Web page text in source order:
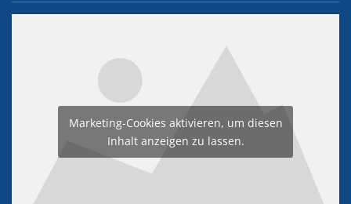
Marketing-Cookies aktivieren, um diesen
Inhalt anzeigen zu lassen.